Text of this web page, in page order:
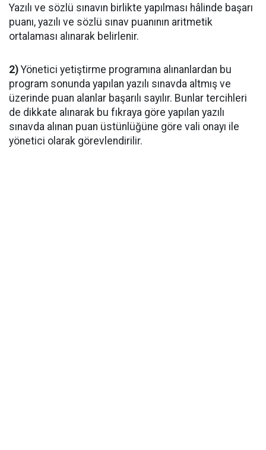
Yazılı ve sözlü sınavın birlikte yapılması hâlinde başarı
puanı, yazılı ve sözlü sınav puanının aritmetik
ortalaması alınarak belirlenir.
2) Yönetici yetiştirme programına alınanlardan bu
program sonunda yapılan yazılı sınavda altmış ve
üzerinde puan alanlar başarılı sayılır. Bunlar tercihleri
de dikkate alınarak bu fıkraya göre yapılan yazılı
sınavda alınan puan üstünlüğüne göre vali onayı ile
yönetici olarak görevlendirilir.